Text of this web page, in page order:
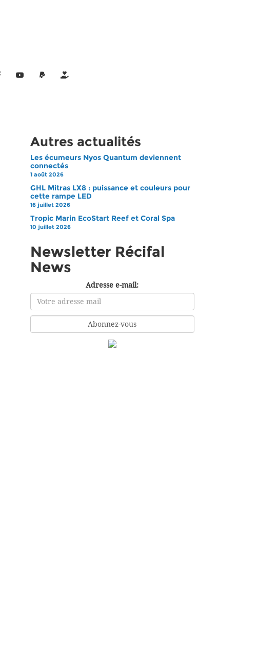
Autres actualités
Les écumeurs Nyos Quantum deviennent
connectés
1 août 2026
GHL Mitras LX8 : puissance et couleurs pour
cette rampe LED
16 juillet 2026
Tropic Marin EcoStart Reef et Coral Spa
10 juillet 2026
Newsletter Récifal
News
Adresse e-mail: